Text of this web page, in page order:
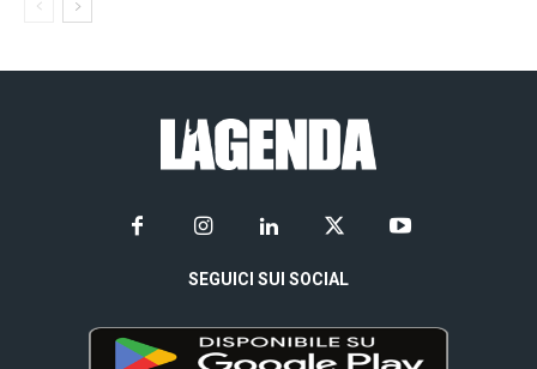
SEGUICI SUI SOCIAL